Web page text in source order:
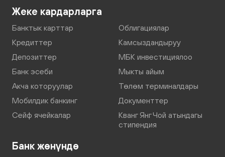
Жеке кардарларга
Банктык карттар
Кредиттер
Депозиттер
Банк эсеби
Акча которуулар
Мобилдик банкинг
Сейф ячейкалар
Облигациялар
Камсыздандыруу
МБК инвестициялоо
Мыкты айым
Төлөм терминалдары
Документтер
Кванг Янг Чой атындагы
стипендия
Банк жөнүндө